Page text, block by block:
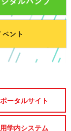
ータルサイト
学内システム